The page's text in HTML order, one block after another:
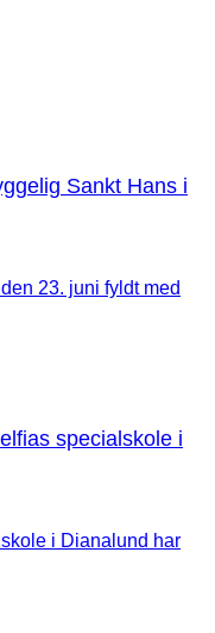
Sankt Hans i
23. juni fyldt med
specialskole i
i Dianalund har